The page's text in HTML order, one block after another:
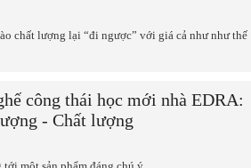
chất lượng lại “đi ngược” với giá cả như như thế
công thái học mới nhà EDRA:
- Chất lượng